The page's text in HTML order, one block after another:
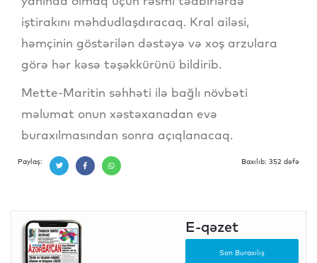
iştirakını məhdudlaşdıracaq. Kral ailəsi,
həmçinin göstərilən dəstəyə və xoş arzulara
görə hər kəsə təşəkkürünü bildirib.
Mette-Maritin səhhəti ilə bağlı növbəti
məlumat onun xəstəxanadan evə
buraxılmasından sonra açıqlanacaq.
Paylaş: Baxılıb: 352 dəfə
E-qəzet
Son Buraxılış